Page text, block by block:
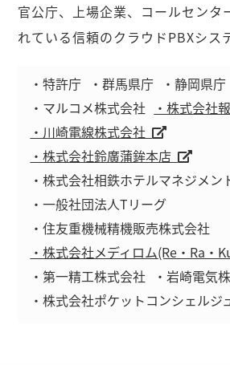
官公庁、上場企業、コールセンタ
れている信頼のクラウドPBXシス
・特許庁 ・群馬県庁 ・静岡県庁
・マルコメ株式会社
・株式会社
・川崎電線株式会社
・株式会社鈴廣蒲鉾本店
・株式会社相鉄ホテルマネジメン
・一般社団法人Tリーグ
・住友重機械精機販売株式会社
・株式会社メディロム(Re・Ra・
・第一精工株式会社
・岩崎電気
・株式会社ポケットコンシェルジ